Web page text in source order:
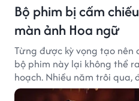
Bộ phim bị cấm
màn ảnh Hoa ngữ
Từng được kỳ vọng tạo nên
bộ phim này lại không thể
hoạch. Nhiều năm trôi qua,
trường hợp đáng tiếc bậc